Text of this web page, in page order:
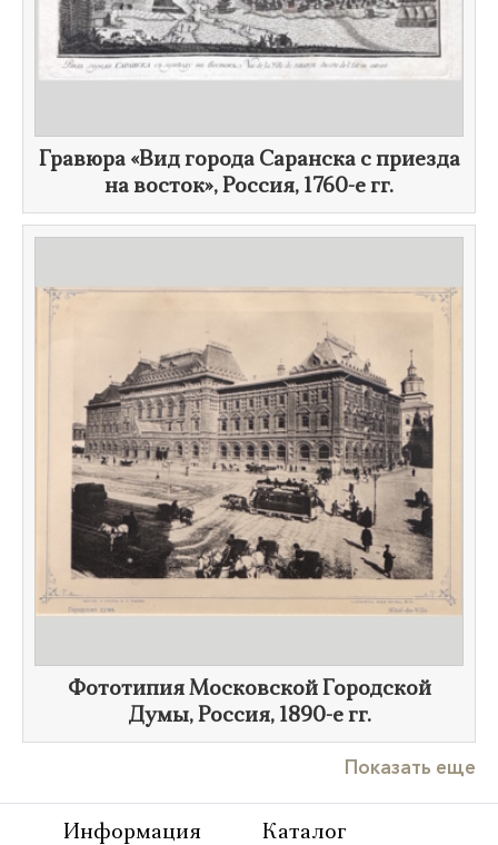
Гравюра «Вид города Саранска с приезда
на восток», Россия, 1760-е гг.
Фототипия Московской Городской
Думы, Россия, 1890-е гг.
Показать еще
Информация Каталог